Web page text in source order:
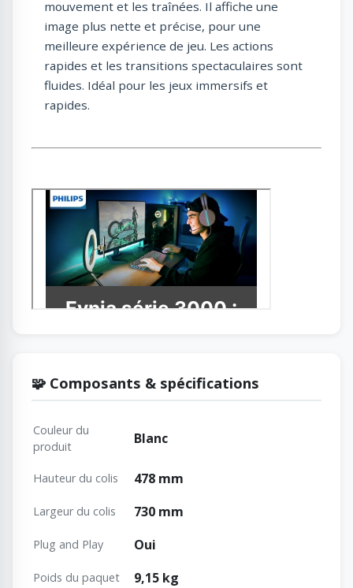
mouvement et les traînées. Il affiche une
image plus nette et précise, pour une
meilleure expérience de jeu. Les actions
rapides et les transitions spectaculaires sont
fluides. Idéal pour les jeux immersifs et
rapides.
🧩 Composants & spécifications
Couleur du
produit
Blanc
Hauteur du colis 478 mm
Largeur du colis 730 mm
Plug and Play Oui
Poids du paquet 9,15 kg